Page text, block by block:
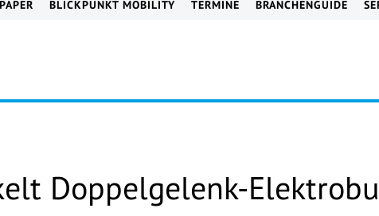
BLICKPUNKT MOBILITY TERMINE BRANCHENGUIDE
Doppelgelenk-